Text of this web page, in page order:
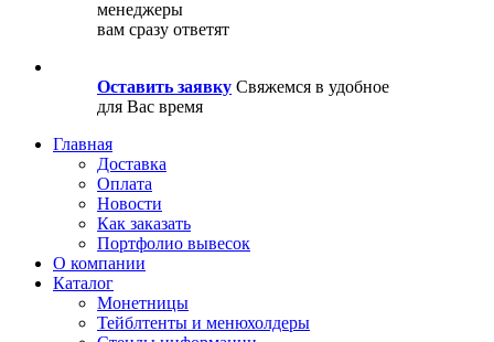
менеджеры
вам сразу ответят
Оставить заявку Свяжемся в удобное
для Вас время
Главная
Доставка
Оплата
Новости
Как заказать
Портфолио вывесок
О компании
Каталог
Монетницы
Тейблтенты и менюхолдеры